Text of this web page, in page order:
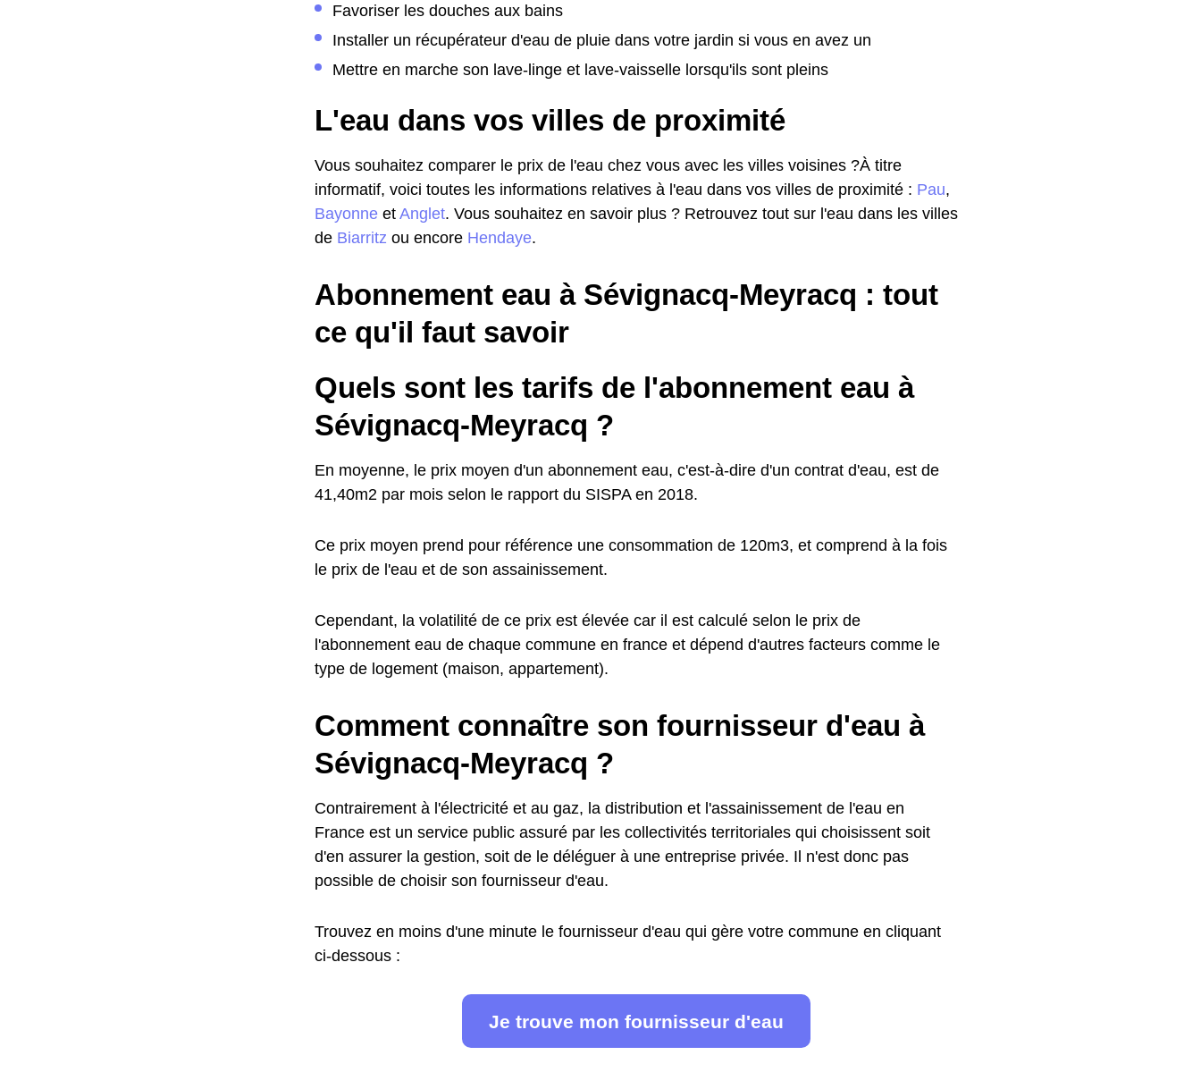
Favoriser les douches aux bains
Installer un récupérateur d'eau de pluie dans votre jardin si vous en avez un
Mettre en marche son lave-linge et lave-vaisselle lorsqu'ils sont pleins
L'eau dans vos villes de proximité
Vous souhaitez comparer le prix de l'eau chez vous avec les villes voisines ?À titre
informatif, voici toutes les informations relatives à l'eau dans vos villes de proximité : Pau,
Bayonne etAnglet. Vous souhaitez en savoir plus ? Retrouvez tout sur l'eau dans les villes
de Biarritz ou encore Hendaye.
Abonnement eau à Sévignacq-Meyracq : tout
ce qu'il faut savoir
Quels sont les tarifs de l'abonnement eau à
Sévignacq-Meyracq ?
En moyenne, le prix moyen d'un abonnement eau, c'est-à-dire d'un contrat d'eau, est de
41,40m2 par mois selon le rapport du SISPA en 2018.
Ce prix moyen prend pour référence une consommation de 120m3, et comprend à la fois
le prix de l'eau et de son assainissement.
Cependant, la volatilité de ce prix est élevée car il est calculé selon le prix de
l'abonnement eau de chaque commune en france et dépend d'autres facteurs comme le
type de logement (maison, appartement).
Comment connaître son fournisseur d'eau à
Sévignacq-Meyracq ?
Contrairement à l'électricité et au gaz, la distribution et l'assainissement de l'eau en
France est un service public assuré par les collectivités territoriales qui choisissent soit
d'en assurer la gestion, soit de le déléguer à une entreprise privée. Il n'est donc pas
possible de choisir son fournisseur d'eau.
Trouvez en moins d'une minute le fournisseur d'eau qui gère votre commune en cliquant
ci-dessous :
Je trouve mon fournisseur d'eau